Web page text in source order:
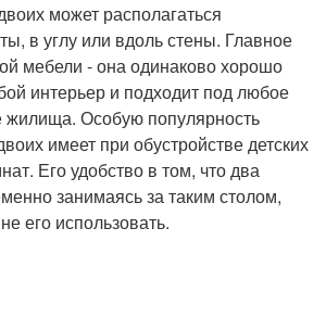
может располагаться
в углу или вдоль стены. Главное
мебели - она одинаково хорошо
интерьер и подходит под любое
жилища. Особую популярность
имеет при обустройстве детских
Его удобство в том, что два
занимаясь за таким столом,
его использовать.